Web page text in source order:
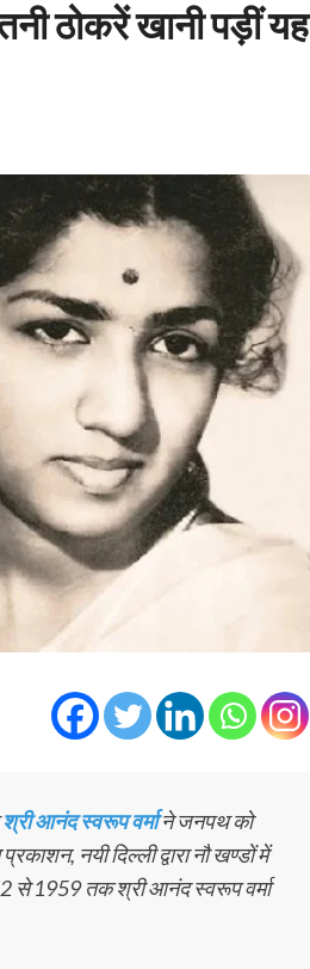
ठोकरें खानी पड़ीं यह
श्री आनंद स्‍वरूप वर्माने जनपथ को
नयी दिल्ली द्वारा नौ खण्डों में
से 1959 तक श्री आनंद स्‍वरूप वर्मा